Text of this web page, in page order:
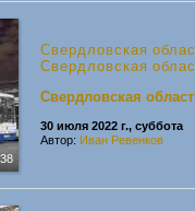
Свердловская
Свердловская
Свердловская
30 июля 2022 г., суббота
Автор: Иван Ревенков